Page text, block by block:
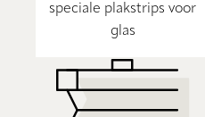
speciale plakstrips voor
glas